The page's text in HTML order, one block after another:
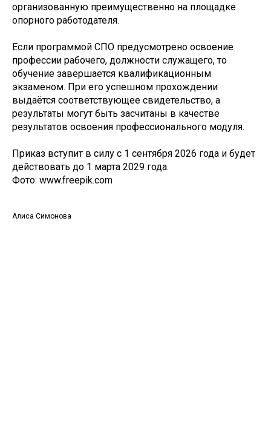
организованную преимущественно на площадке
опорного работодателя.
Если программой СПО предусмотрено освоение
профессии рабочего, должности служащего, то
обучение завершается квалификационным
экзаменом. При его успешном прохождении
выдаётся соответствующее свидетельство, а
результаты могут быть засчитаны в качестве
результатов освоения профессионального модуля.
Приказ вступит в силу с 1 сентября 2026 года и будет
действовать до 1 марта 2029 года.
Фото: www.freepik.com
Алиса Симонова